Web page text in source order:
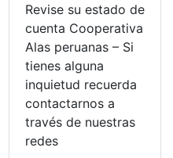
Revise su estado de
cuenta Cooperativa
Alas peruanas – Si
tienes alguna
inquietud recuerda
contactarnos a
través de nuestras
redes